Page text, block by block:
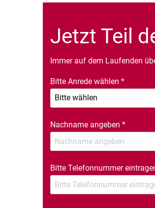
Jetzt Teil
Immer auf dem Laufenden
Bitte Anrede wählen *
Nachname angeben *
Bitte Telefonnummer